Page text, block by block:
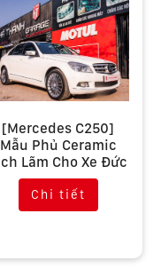
[Mercedes C250]
Mẫu Phủ Ceramic
Lãm Cho Xe Đức
Chi tiết